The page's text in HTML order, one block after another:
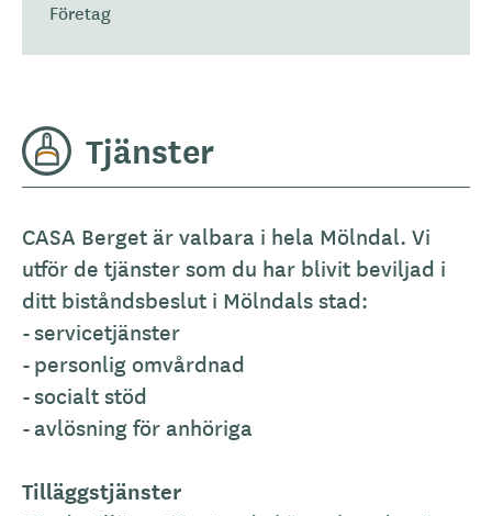
Företag
Tjänster
CASA Berget är valbara i hela Mölndal. Vi
utför de tjänster som du har blivit beviljad i
ditt biståndsbeslut i Mölndals stad:
- servicetjänster
- personlig omvårdnad
- socialt stöd
- avlösning för anhöriga
Tilläggstjänster